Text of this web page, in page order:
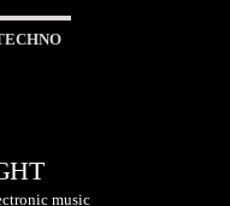
music